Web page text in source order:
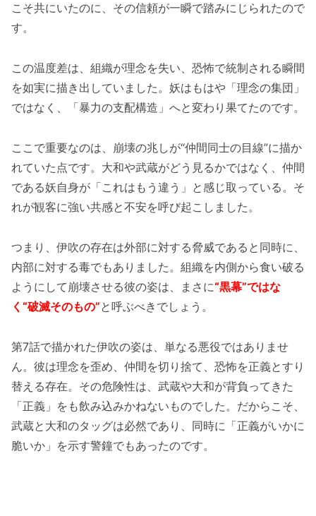
こそ共にいたのに、その信頼が一瞬で踏みにじられたので
す。
この温度差は、組織が理念を失い、恐怖で統制される瞬間
を如実に描き出していました。妖はもはや「理念の集団」
ではなく、「暴力の支配構造」へと変わり果てたのです。
ここで重要なのは、崩壊の兆しが“仲間同士の目線”に描か
れていた点です。大和や武蔵がどう見るかではなく、仲間
である妖自身が「これはもう違う」と感じ取っている。そ
れが観客に強い共感と不安を呼び起こしました。
つまり、伊吹の存在は外部に対する脅威であると同時に、
内部に対する毒でもありました。組織を内側から食い破る
ようにして崩壊させる彼の姿は、まさに“黒幕”ではな
く“破滅そのもの”と呼ぶべきでしょう。
第7話で描かれた伊吹の姿は、単なる悪役ではありませ
ん。彼は理念を歪め、仲間を切り捨て、恐怖を正義とすり
替える存在。その危険性は、武蔵や大和が背負ってきた
「正義」をも飲み込みかねないものでした。だからこそ、
武蔵と大和のタッグは必然であり、同時に「正義がいかに
脆いか」を示す警鐘でもあったのです。